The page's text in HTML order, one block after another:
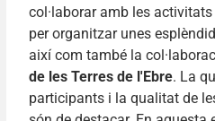
col·laborar amb les
per organitzar unes
així com també la
de les Terres de l'Ebre. La
participants i la qualitat de